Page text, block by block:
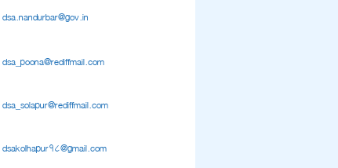
dsa.nandurbar@gov.in
dsa_poona@rediffmail.com
dsa_solapur@rediffmail.com
dsakolhapur18@gmail.com